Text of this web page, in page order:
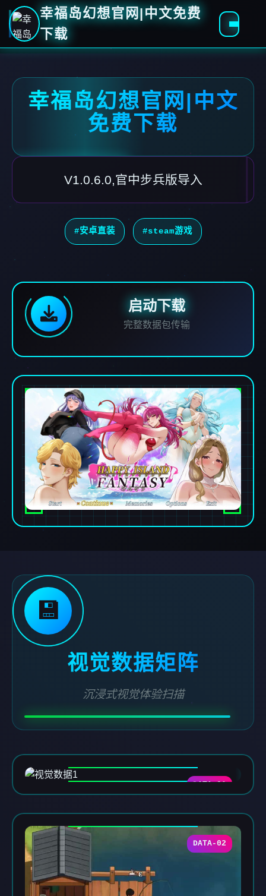
幸福岛幻想官网|中文免费
下载
幸福岛幻想官网|中文
免费下载
V1.0.6.0,官中步兵版导入
#安卓直装 #steam游戏
启动下载
完整数据包传输
💾
视觉数据矩阵
沉浸式视觉体验扫描
DATA-01
DATA-02